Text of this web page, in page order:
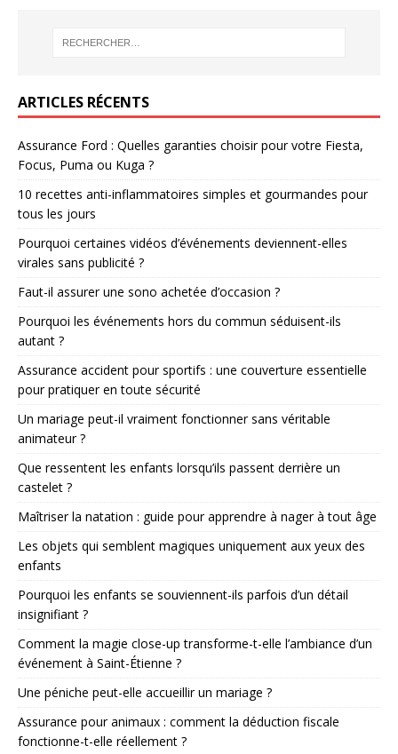
ARTICLES RÉCENTS
Assurance Ford : Quelles garanties choisir pour votre Fiesta,
Focus, Puma ou Kuga ?
10 recettes anti-inflammatoires simples et gourmandes pour
tous les jours
Pourquoi certaines vidéos d’événements deviennent-elles
virales sans publicité ?
Faut-il assurer une sono achetée d’occasion ?
Pourquoi les événements hors du commun séduisent-ils
autant ?
Assurance accident pour sportifs : une couverture essentielle
pour pratiquer en toute sécurité
Un mariage peut-il vraiment fonctionner sans véritable
animateur ?
Que ressentent les enfants lorsqu’ils passent derrière un
castelet ?
Maîtriser la natation : guide pour apprendre à nager à tout âge
Les objets qui semblent magiques uniquement aux yeux des
enfants
Pourquoi les enfants se souviennent-ils parfois d’un détail
insignifiant ?
Comment la magie close-up transforme-t-elle l’ambiance d’un
événement à Saint-Étienne ?
Une péniche peut-elle accueillir un mariage ?
Assurance pour animaux : comment la déduction fiscale
fonctionne-t-elle réellement ?